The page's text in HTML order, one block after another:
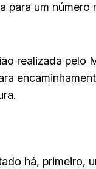
para um
realizada pelo
há, primeiro,